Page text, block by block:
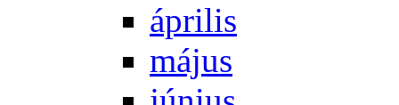
áp­ri­lis
má­jus